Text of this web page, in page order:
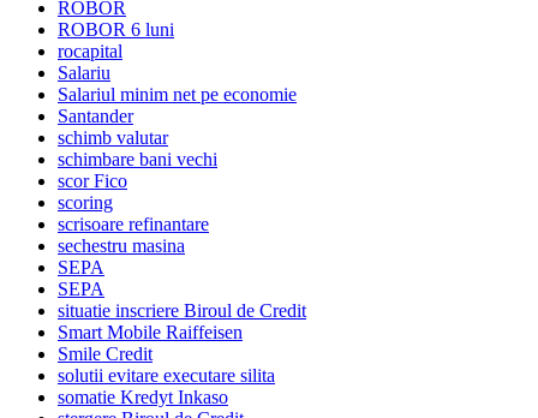
ROBOR
ROBOR 6 luni
rocapital
Salariu
Salariul minim net pe economie
Santander
schimb valutar
schimbare bani vechi
scor Fico
scoring
scrisoare refinantare
sechestru masina
SEPA
SEPA
situatie inscriere Biroul de Credit
Smart Mobile Raiffeisen
Smile Credit
solutii evitare executare silita
somatie Kredyt Inkaso